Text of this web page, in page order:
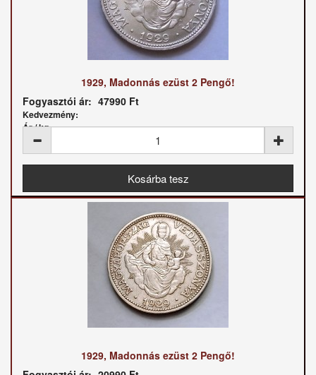
1929, Madonnás ezüst 2 Pengő!
Fogyasztói ár: 47990 Ft
Kedvezmény:
Ár / kg:
1929, Madonnás ezüst 2 Pengő!